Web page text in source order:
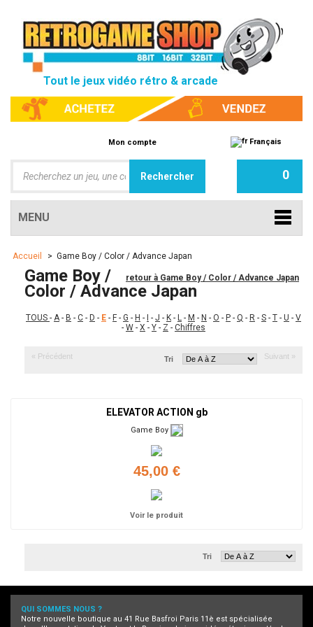
Tout le jeux vidéo rétro & arcade
Mon compte Français
0
MENU
Accueil > Game Boy / Color / Advance Japan
retour à Game Boy / Color / Advance Japan
Game Boy /
Color / Advance Japan
TOUS - A- B - C - D - E - F - G - H - - J - K - L - M - N - O - P - Q - R - S - T - U - V
- W - X - Y - Z - Chiffres
« Précédent Suivant »
Tri
ELEVATOR ACTION gb
Game Boy
45,00 €
Voir le produit
Tri
QUI SOMMES NOUS ?
Notre nouvelle boutique au 41 Rue Basfroi Paris 11è est spécialisée